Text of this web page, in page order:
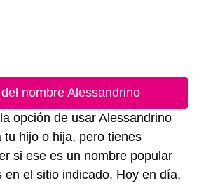
nombre Alessandrino
opción de usar Alessandrino
tu hijo o hija, pero tienes
si ese es un nombre popular
en el sitio indicado. Hoy en día,